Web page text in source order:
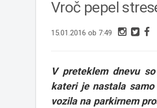
Vroč pepel
15.01.2016 ob 7:49
V preteklem dnevu
kateri je nastala
vozila na parkirnem